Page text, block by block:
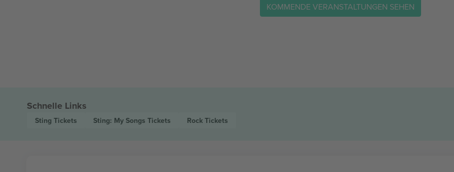
KOMMENDE VERANSTALTUNGEN SEHEN
Schnelle Links
Sting Tickets Sting: My Songs Tickets Rock Tickets